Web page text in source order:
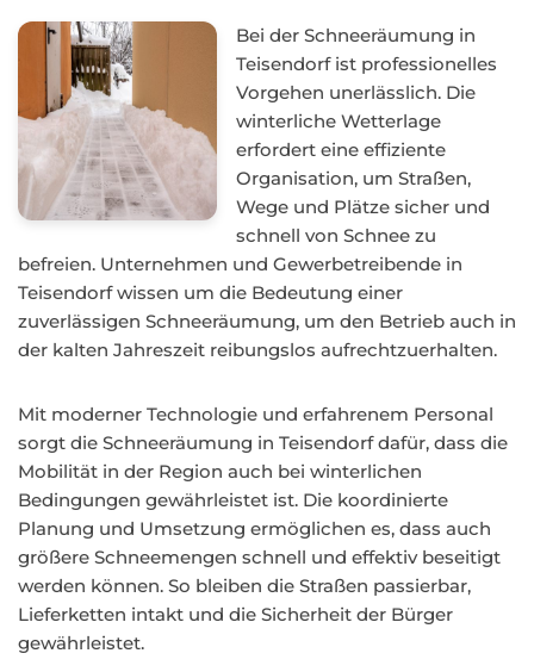
Bei der Schneeräumung in
Teisendorf ist professionelles
Vorgehen unerlässlich. Die
winterliche Wetterlage
erfordert eine effiziente
Organisation, um Straßen,
Wege und Plätze sicher und
schnell von Schnee zu
befreien. Unternehmen und Gewerbetreibende in
Teisendorf wissen um die Bedeutung einer
zuverlässigen Schneeräumung, um den Betrieb auch in
der kalten Jahreszeit reibungslos aufrechtzuerhalten.
Mit moderner Technologie und erfahrenem Personal
sorgt die Schneeräumung in Teisendorf dafür, dass die
Mobilität in der Region auch bei winterlichen
Bedingungen gewährleistet ist. Die koordinierte
Planung und Umsetzung ermöglichen es, dass auch
größere Schneemengen schnell und effektiv beseitigt
werden können. So bleiben die Straßen passierbar,
Lieferketten intakt und die Sicherheit der Bürger
gewährleistet.